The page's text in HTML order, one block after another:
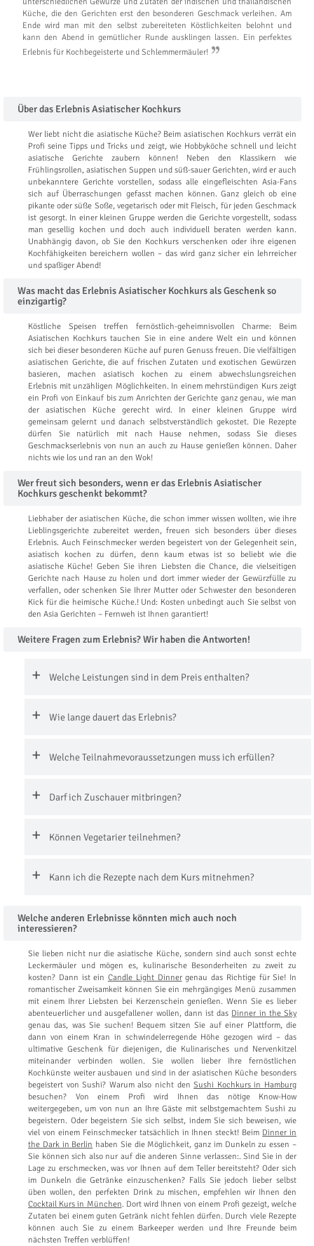
Küche, die den Gerichten erst den besonderen Geschmack verleihen. Am
Ende wird man mit den selbst zubereiteten Köstlichkeiten belohnt und
kann den Abend in gemütlicher Runde ausklingen lassen. Ein perfektes
Erlebnis für Kochbegeisterte und Schlemmermäuler!
Über das Erlebnis Asiatischer Kochkurs
Wer liebt nicht die asiatische Küche? Beim asiatischen Kochkurs verrät ein
Profi seine Tipps und Tricks und zeigt, wie Hobbyköche schnell und leicht
asiatische Gerichte zaubern können! Neben den Klassikern wie
Frühlingsrollen, asiatischen Suppen und süß-sauer Gerichten, wird er auch
unbekanntere Gerichte vorstellen, sodass alle eingefleischten Asia-Fans
sich auf Überraschungen gefasst machen können. Ganz gleich ob eine
pikante oder süße Soße, vegetarisch oder mit Fleisch, für jeden Geschmack
ist gesorgt. In einer kleinen Gruppe werden die Gerichte vorgestellt, sodass
man gesellig kochen und doch auch individuell beraten werden kann.
Unabhängig davon, ob Sie den Kochkurs verschenken oder ihre eigenen
Kochfähigkeiten bereichern wollen – das wird ganz sicher ein lehrreicher
und spaßiger Abend!
Was macht das Erlebnis Asiatischer Kochkurs als Geschenk so
einzigartig?
Köstliche Speisen treffen fernöstlich-geheimnisvollen Charme: Beim
Asiatischen Kochkurs tauchen Sie in eine andere Welt ein und können
sich bei dieser besonderen Küche auf puren Genuss freuen. Die vielfältigen
asiatischen Gerichte, die auf frischen Zutaten und exotischen Gewürzen
basieren, machen asiatisch kochen zu einem abwechslungsreichen
Erlebnis mit unzähligen Möglichkeiten. In einem mehrstündigen Kurs zeigt
ein Profi von Einkauf bis zum Anrichten der Gerichte ganz genau, wie man
der asiatischen Küche gerecht wird. In einer kleinen Gruppe wird
gemeinsam gelernt und danach selbstverständlich gekostet. Die Rezepte
dürfen Sie natürlich mit nach Hause nehmen, sodass Sie dieses
Geschmackserlebnis von nun an auch zu Hause genießen können. Daher
nichts wie los und ran an den Wok!
Wer freut sich besonders, wenn er das Erlebnis Asiatischer
Kochkurs geschenkt bekommt?
Liebhaber der asiatischen Küche, die schon immer wissen wollten, wie ihre
Lieblingsgerichte zubereitet werden, freuen sich besonders über dieses
Erlebnis. Auch Feinschmecker werden begeistert von der Gelegenheit sein,
asiatisch kochen zu dürfen, denn kaum etwas ist so beliebt wie die
asiatische Küche! Geben Sie ihren Liebsten die Chance, die vielseitigen
Gerichte nach Hause zu holen und dort immer wieder der Gewürzfülle zu
verfallen, oder schenken Sie Ihrer Mutter oder Schwester den besonderen
Kick für die heimische Küche.! Und: Kosten unbedingt auch Sie selbst von
den Asia Gerichten – Fernweh ist Ihnen garantiert!
Weitere Fragen zum Erlebnis? Wir haben die Antworten!
Welche Leistungen sind in dem Preis enthalten?
Wie lange dauert das Erlebnis?
Welche Teilnahmevoraussetzungen muss ich erfüllen?
Darf ich Zuschauer mitbringen?
Können Vegetarier teilnehmen?
Kann ich die Rezepte nach dem Kurs mitnehmen?
Welche anderen Erlebnisse könnten mich auch noch
interessieren?
Sie lieben nicht nur die asiatische Küche, sondern sind auch sonst echte
Leckermäuler und mögen es, kulinarische Besonderheiten zu zweit zu
kosten? Dann ist ein Candle Light Dinnergenau das Richtige für Sie! In
romantischer Zweisamkeit können Sie ein mehrgängiges Menü zusammen
mit einem Ihrer Liebsten bei Kerzenschein genießen. Wenn Sie es lieber
abenteuerlicher und ausgefallener wollen, dann ist das Dinner in the Sky
genau das, was Sie suchen! Bequem sitzen Sie auf einer Plattform, die
dann von einem Kran in schwindelerregende Höhe gezogen wird – das
ultimative Geschenk für diejenigen, die Kulinarisches und Nervenkitzel
miteinander verbinden wollen. Sie wollen lieber Ihre fernöstlichen
Kochkünste weiter ausbauen und sind in der asiatischen Küche besonders
begeistert von Sushi? Warum also nicht denSushi Kochkurs in Hamburg
besuchen? Von einem Profi wird Ihnen das nötige Know-How
weitergegeben, um von nun an Ihre Gäste mit selbstgemachtem Sushi zu
begeistern. Oder begeistern Sie sich selbst, indem Sie sich beweisen, wie
viel von einem Feinschmecker tatsächlich in Ihnen steckt! Beim Dinner in
the Dark in Berlin haben Sie die Möglichkeit, ganz im Dunkeln zu essen –
Sie können sich also nur auf die anderen Sinne verlassen:. Sind Sie in der
Lage zu erschmecken, was vor Ihnen auf dem Teller bereitsteht? Oder sich
im Dunkeln die Getränke einzuschenken? Falls Sie jedoch lieber selbst
üben wollen, den perfekten Drink zu mischen, empfehlen wir Ihnen den
Cocktail Kurs in München. Dort wird Ihnen von einem Profi gezeigt, welche
Zutaten bei einem guten Getränk nicht fehlen dürfen. Durch viele Rezepte
können auch Sie zu einem Barkeeper werden und Ihre Freunde beim
nächsten Treffen verblüffen!